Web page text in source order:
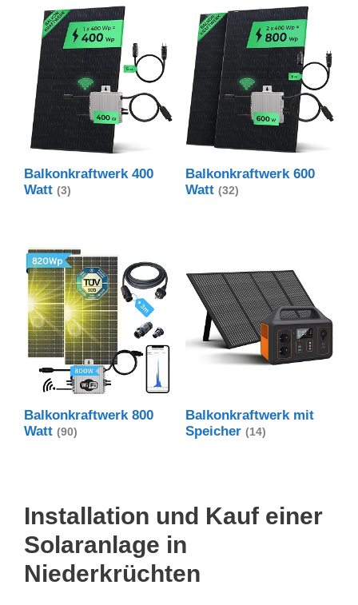
Balkonkraftwerk 400
Watt (3)
Balkonkraftwerk 600
Watt (32)
Balkonkraftwerk 800
Watt (90)
Balkonkraftwerk mit
Speicher (14)
Installation und Kauf einer
Solaranlage in
Niederkrüchten